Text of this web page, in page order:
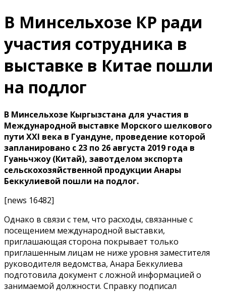
В Минсельхозе КР ради
участия сотрудника в
выставке в Китае пошли
на подлог
В Минсельхозе Кыргызстана для участия в
Международной выставке Морского шелкового
пути XXI века в Гуандуне, проведение которой
запланировано с 23 по 26 августа 2019 года в
Гуаньчжоу (Китай), завотделом экспорта
сельскохозяйственной продукции Анары
Беккулиевой пошли на подлог.
[news 16482]
Однако в связи с тем, что расходы, связанные с
посещением международной выставки,
приглашающая сторона покрывает только
приглашенным лицам не ниже уровня заместителя
руководителя ведомства, Анара Беккулиева
подготовила документ с ложной информацией о
занимаемой должности. Справку подписал